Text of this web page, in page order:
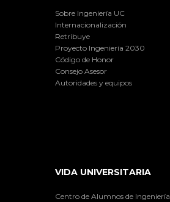
Sobre Ingeniería UC
Internacionalización
Retribuye
Proyecto Ingeniería 2030
Código de Honor
Consejo Asesor
Autoridades y equipos
VIDA UNIVERSITARIA
Centro de Alumnos de Ingeniería